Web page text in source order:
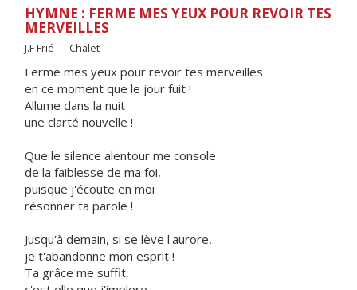
HYMNE : FERME MES YEUX POUR REVOIR TES
MERVEILLES
J.F Frié — Chalet
Ferme mes yeux pour revoir tes merveilles
en ce moment que le jour fuit !
Allume dans la nuit
une clarté nouvelle !
Que le silence alentour me console
de la faiblesse de ma foi,
puisque j'écoute en moi
résonner ta parole !
Jusqu'à demain, si se lève l'aurore,
je t'abandonne mon esprit !
Ta grâce me suffit,